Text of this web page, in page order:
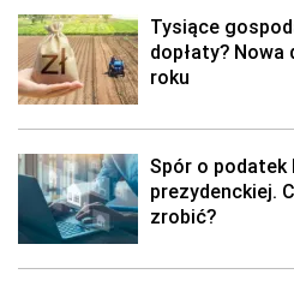
Tysiące
dopłaty?
roku
Spór o
prezydenckiej.
zrobić?